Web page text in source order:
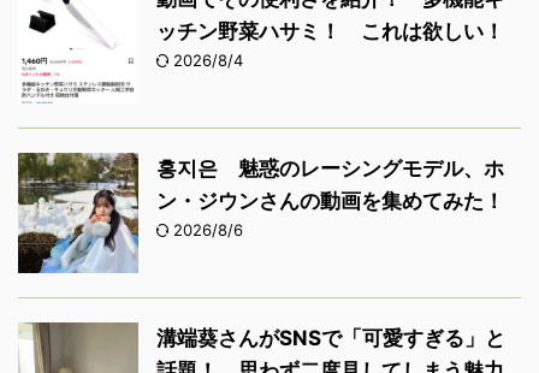
ッチン野菜ハサミ！ これは欲しい！
2026/8/4
홍지은 魅惑のレーシングモデル、ホ
ン・ジウンさんの動画を集めてみた！
2026/8/6
溝端葵さんがSNSで「可愛すぎる」と